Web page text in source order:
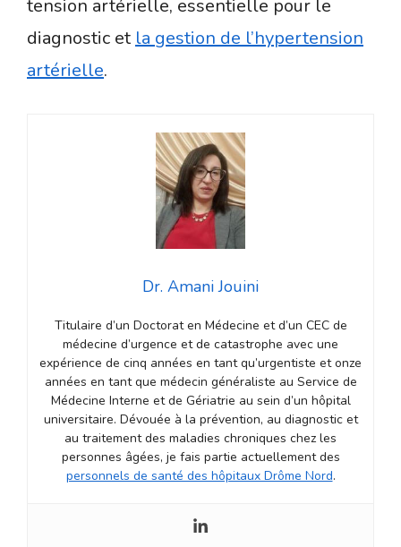
tension artérielle, essentielle pour le
diagnostic et la gestion de l’hypertension
artérielle.
Dr. Amani Jouini
Titulaire d’un Doctorat en Médecine et d’un CEC de
médecine d’urgence et de catastrophe avec une
expérience de cinq années en tant qu’urgentiste et onze
années en tant que médecin généraliste au Service de
Médecine Interne et de Gériatrie au sein d’un hôpital
universitaire. Dévouée à la prévention, au diagnostic et
au traitement des maladies chroniques chez les
personnes âgées, je fais partie actuellement des
personnels de santé des hôpitaux Drôme Nord.